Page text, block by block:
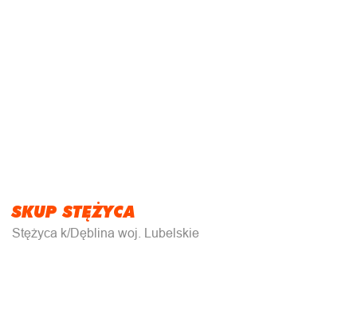
SKUP STĘŻYCA
Stężyca k/Dęblina woj. Lubelskie